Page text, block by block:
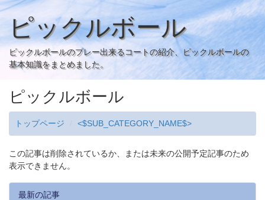
ピックルボール
ピックルボールのプレー出来るコートの紹介、ピックルボールの
基本知識をまとめました。
ピックルボール
トップページ <$SUB_CATEGORY_NAME$>
この記事は削除されているか、または未来の公開予定記事のため
表示できません。
最新の記事